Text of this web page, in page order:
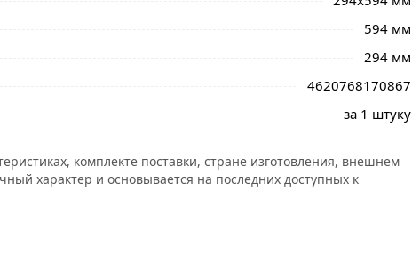
594 мм
294 мм
4620768170867
за 1 штуку
комплекте поставки, стране изготовления, внешнем
характер и основывается на последних доступных к